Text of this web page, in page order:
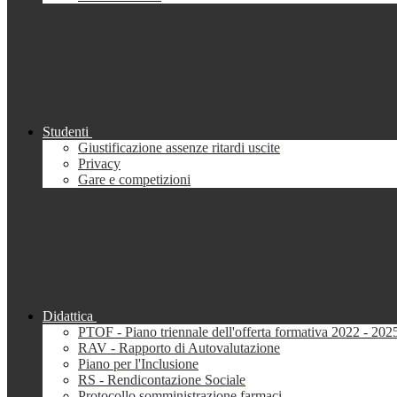
Studenti
Giustificazione assenze ritardi uscite
Privacy
Gare e competizioni
Didattica
PTOF - Piano triennale dell'offerta formativa 2022 -
RAV - Rapporto di Autovalutazione
Piano per l'Inclusione
RS - Rendicontazione Sociale